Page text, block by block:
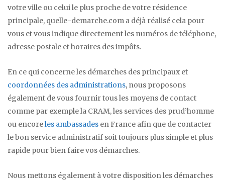
votre ville ou celui le plus proche de votre résidence
principale, quelle-demarche.com a déjà réalisé cela pour
vous et vous indique directement les numéros de téléphone,
adresse postale et horaires des impôts.
En ce qui concerne les démarches des principaux et
coordonnées des administrations, nous proposons
également de vous fournir tous les moyens de contact
comme par exemple la CRAM, les services des prud’homme
ou encoreles ambassades en France afin que de contacter
le bon service administratif soit toujours plus simple et plus
rapide pour bien faire vos démarches.
Nous mettons également à votre disposition les démarches